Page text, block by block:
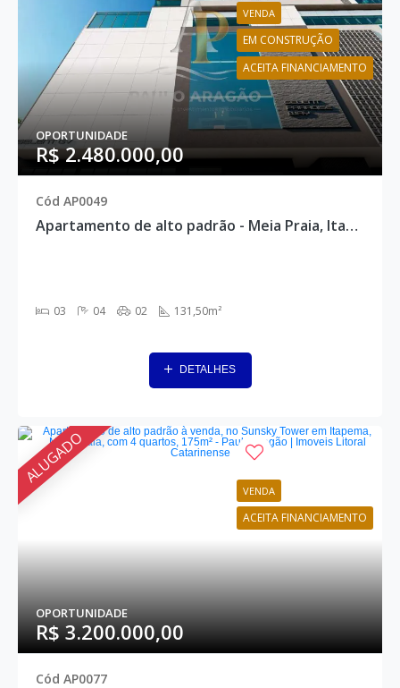
VENDA
EM CONSTRUÇÃO
ACEITA FINANCIAMENTO
OPORTUNIDADE
R$ 2.480.000,00
Cód AP0049
Apartamento de alto padrão - Meia Praia, Itapema - AP0049
03 04 02 131,50m²
DETALHES
VENDA
ACEITA FINANCIAMENTO
ALUGADO
OPORTUNIDADE
R$ 3.200.000,00
Cód AP0077